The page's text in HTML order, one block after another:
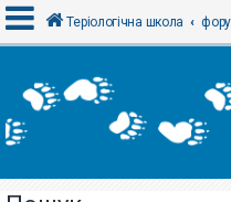
х
і
Теріологічна школа